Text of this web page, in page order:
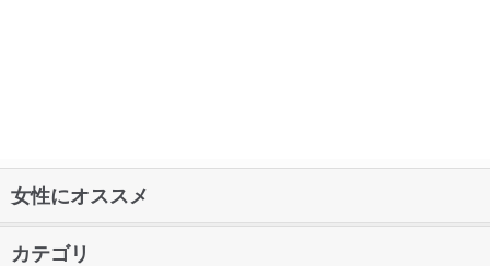
女性にオススメ
カテゴリ